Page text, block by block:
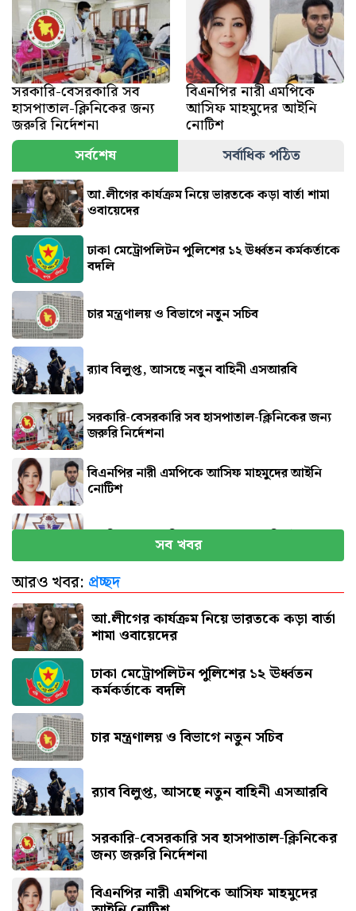
সরকারি-বেসরকারি সব
হাসপাতাল-ক্লিনিকের জন্য
জরুরি নির্দেশনা
বিএনপির নারী এমপিকে
আসিফ মাহমুদের আইনি
নোটিশ
সর্বশেষ
সর্বাধিক পঠিত
আ.লীগের কার্যক্রম নিয়ে ভারতকে কড়া বার্তা শামা
ওবায়েদের
ঢাকা মেট্রোপলিটন পুলিশের ১২ ঊর্ধ্বতন কর্মকর্তাকে
বদলি
চার মন্ত্রণালয় ও বিভাগে নতুন সচিব
র‍্যাব বিলুপ্ত, আসছে নতুন বাহিনী এসআরবি
সরকারি-বেসরকারি সব হাসপাতাল-ক্লিনিকের জন্য
জরুরি নির্দেশনা
বিএনপির নারী এমপিকে আসিফ মাহমুদের আইনি
নোটিশ
সব বিমানবন্দরে নিরাপত্তা জোরদারের নির্দেশ
এসএসসি পরীক্ষার ফল প্রকাশের তারিখ ঘোষণা
সব খবর
আরও খবর: প্রচ্ছদ
আ.লীগের কার্যক্রম নিয়ে ভারতকে কড়া বার্তা
শামা ওবায়েদের
ঢাকা মেট্রোপলিটন পুলিশের ১২ ঊর্ধ্বতন
কর্মকর্তাকে বদলি
চার মন্ত্রণালয় ও বিভাগে নতুন সচিব
র‍্যাব বিলুপ্ত, আসছে নতুন বাহিনী এসআরবি
সরকারি-বেসরকারি সব হাসপাতাল-ক্লিনিকের
জন্য জরুরি নির্দেশনা
বিএনপির নারী এমপিকে আসিফ মাহমুদের